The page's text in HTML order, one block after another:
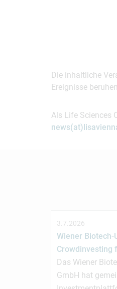
Die inhaltliche
Ereignisse
Als Life Sciences
3.7.2026
Wiener
Crowdinvesting
Das Wiener
GmbH hat